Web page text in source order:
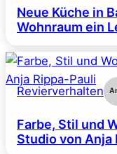
Neue Küche in
Wohnraum ein
Revierverhalten
Farbe, Stil und
Studio von Anja